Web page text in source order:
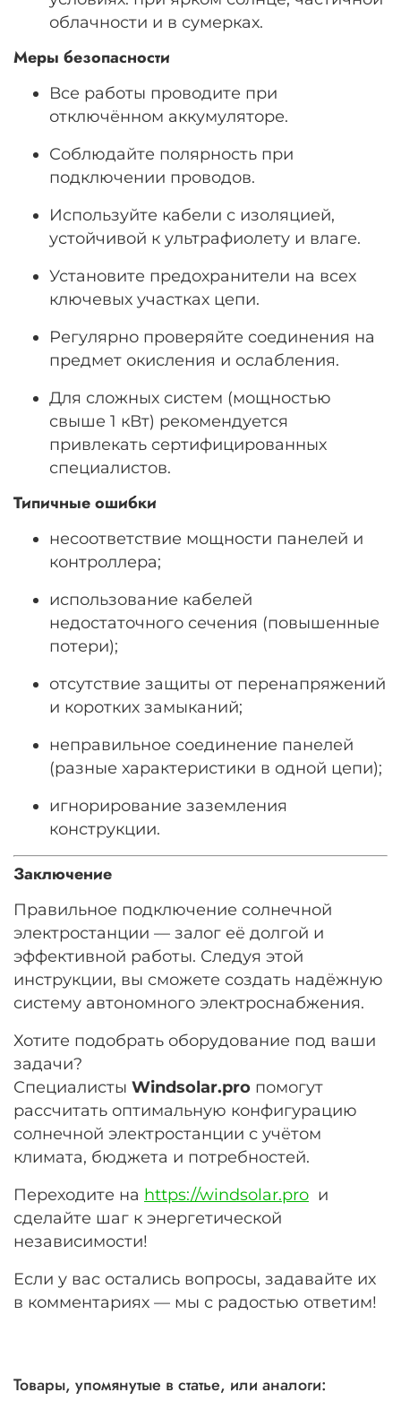
облачности и в сумерках.
Меры безопасности
Все работы проводите при
отключённом аккумуляторе.
Соблюдайте полярность при
подключении проводов.
Используйте кабели с изоляцией,
устойчивой к ультрафиолету и влаге.
Установите предохранители на всех
ключевых участках цепи.
Регулярно проверяйте соединения на
предмет окисления и ослабления.
Для сложных систем (мощностью
свыше 1 кВт) рекомендуется
привлекать сертифицированных
специалистов.
Типичные ошибки
несоответствие мощности панелей и
контроллера;
использование кабелей
недостаточного сечения (повышенные
потери);
отсутствие защиты от перенапряжений
и коротких замыканий;
неправильное соединение панелей
(разные характеристики в одной цепи);
игнорирование заземления
конструкции.
Заключение
Правильное подключение солнечной
электростанции — залог её долгой и
эффективной работы. Следуя этой
инструкции, вы сможете создать надёжную
систему автономного электроснабжения.
Хотите подобрать оборудование под ваши
задачи?
Специалисты Windsolar.pro помогут
рассчитать оптимальную конфигурацию
солнечной электростанции с учётом
климата, бюджета и потребностей.
Переходите на https://windsolar.pro и
сделайте шаг к энергетической
независимости!
Если у вас остались вопросы, задавайте их
в комментариях — мы с радостью ответим!
Товары, упомянутые в статье, или аналоги: